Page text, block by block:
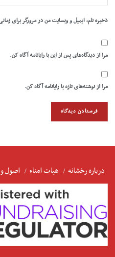
ذخیره نام، ایمیل و وبسایت من در مرورگر برای
مرا از دیدگاه‌های پس از این با رایانامه آگاه کن.
مرا از نوشته‌های تازه با رایانامه آگاه کن.
درباره رخشانه هیات امناء اصول